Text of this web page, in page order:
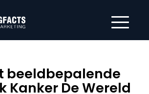
beeldbepalende
Kanker De Wereld